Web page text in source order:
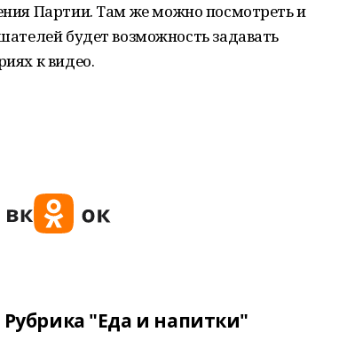
Партии. Там же можно посмотреть и
будет возможность задавать
к видео.
Рубрика "Еда и напитки"